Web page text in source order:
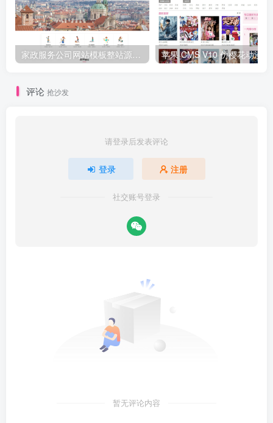
家政服务公司网站模板整站源码 | 粉色风格家政保洁企业官网 PHP 源码带预约功能
评论 抢沙发
请登录后发表评论
登录 注册
社交账号登录
暂无评论内容